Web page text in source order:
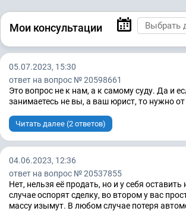
Мои консультации
05.07.2023, 15:30
ответ на вопрос № 20598661
Это вопрос не к нам, а к самому суду. Да и
занимаетесь не вы, а ваш юрист, то нужно от
Читать далее (2 ответов)
04.06.2023, 12:36
ответ на вопрос № 20537855
Нет, нельзя её продать, но и у себя
случае оспорят сделку, во втором у вас
массу изымут. В любом случае потеря